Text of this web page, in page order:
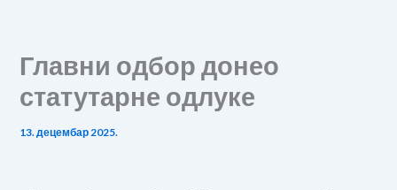
Главни одбор донео
статутарне одлуке
13. децембар 2025.